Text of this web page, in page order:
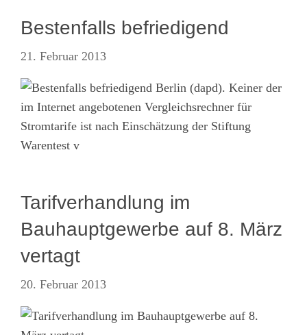
Bestenfalls befriedigend
21. Februar 2013
Berlin (dapd). Keiner der
im Internet angebotenen Vergleichsrechner für
Stromtarife ist nach Einschätzung der Stiftung
Warentest v
Tarifverhandlung im
Bauhauptgewerbe auf 8. März
vertagt
20. Februar 2013